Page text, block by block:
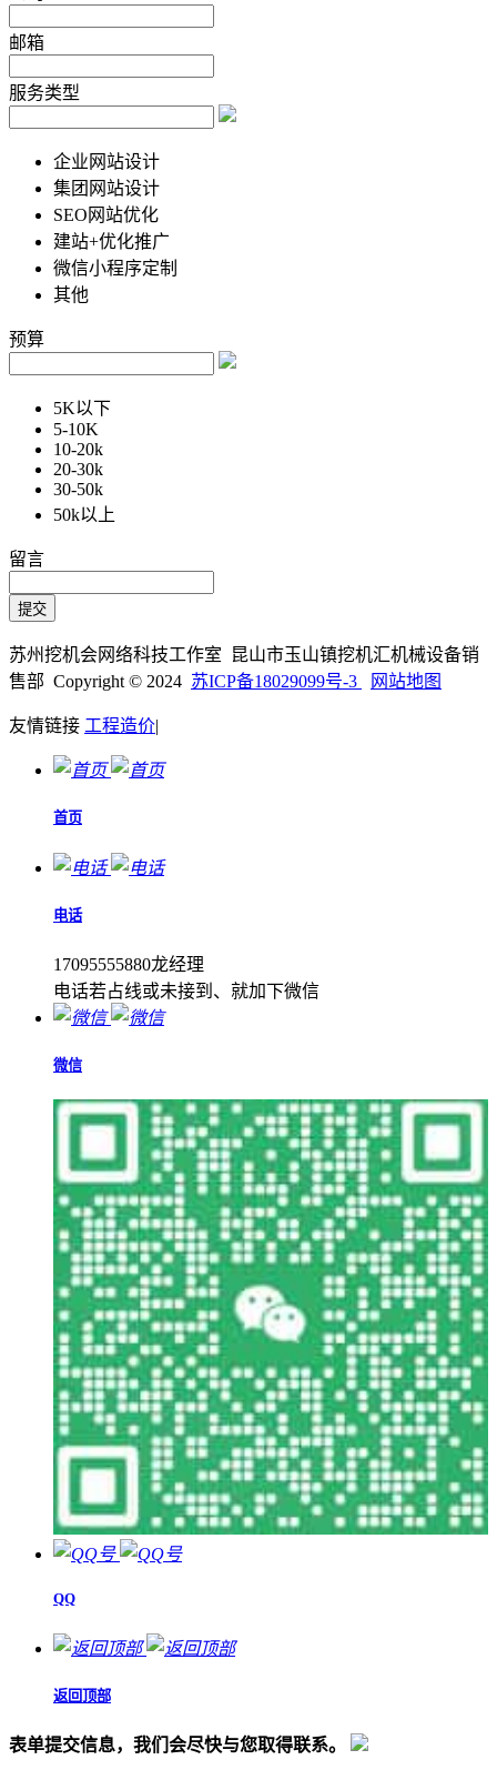
邮箱
服务类型
企业网站设计
集团网站设计
SEO网站优化
建站+优化推广
微信小程序定制
其他
预算
5K以下
5-10K
10-20k
20-30k
30-50k
50k以上
留言
苏州挖机会网络科技工作室 昆山市玉山镇挖机汇机械设备销
售部 Copyright © 2024 苏ICP备18029099号-3 网站地图
友情链接 工程造价|
首页
电话
17095555880龙经理
电话若占线或未接到、就加下微信
微信
QQ
返回顶部
表单提交信息，我们会尽快与您取得联系。